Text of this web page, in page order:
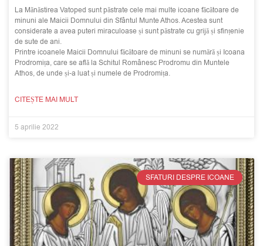
La Mănăstirea Vatoped sunt păstrate cele mai multe icoane făcătoare de
minuni ale Maicii Domnului din Sfântul Munte Athos. Acestea sunt
considerate a avea puteri miraculoase și sunt păstrate cu grijă și sfințenie
de sute de ani.
Printre icoanele Maicii Domnului făcătoare de minuni se numără și Icoana
Prodromița, care se află la Schitul Românesc Prodromu din Muntele
Athos, de unde și-a luat și numele de Prodromița.
CITEȘTE MAI MULT
5 aprilie 2022
SFATURI DESPRE ICOANE